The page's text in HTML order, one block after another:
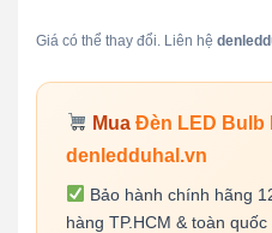
Giá có thể thay đổi. Liên hệ
MuaĐèn LED Bulb
denledduhal.vn
Bảo hành chính hãng
hàng TP.HCM & toàn quốc